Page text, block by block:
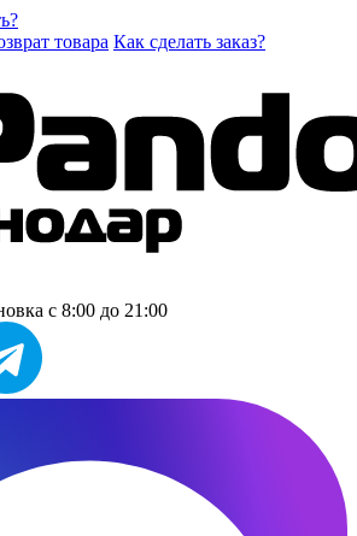
товара Как сделать заказ?
с 8:00 до 21:00